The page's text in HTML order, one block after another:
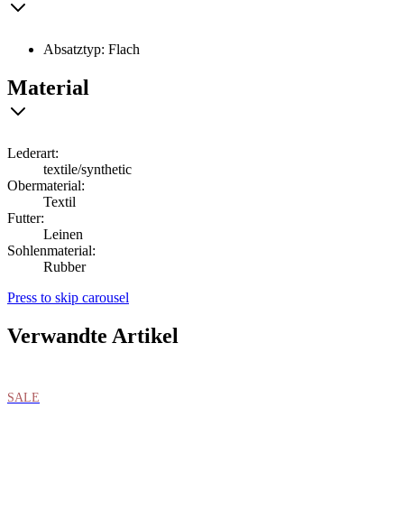
Absatztyp: Flach
Material
Lederart:
textile/synthetic
Obermaterial:
Textil
Futter:
Leinen
Sohlenmaterial:
Rubber
Press to skip carousel
Verwandte Artikel
SALE